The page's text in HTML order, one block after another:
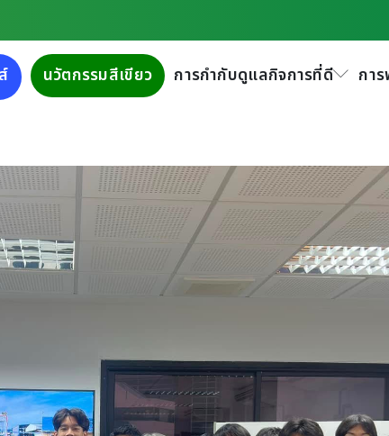
นวัตกรรมสีเขียว การกำกับดูแลกิจการที่ดี กา
หาวิทยาลัยเกษตรศาสตร์